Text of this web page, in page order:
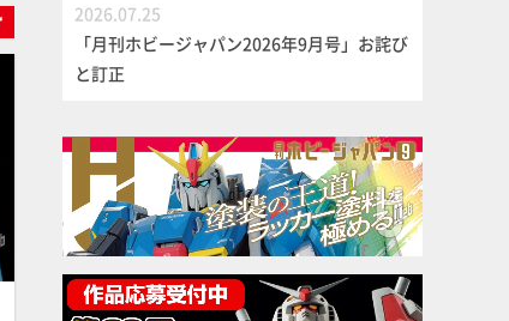
2026.07.25
「月刊ホビージャパン2026年9月号」お詫び
と訂正